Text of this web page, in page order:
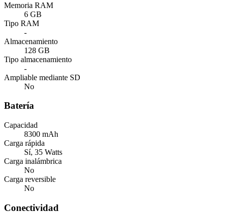
Memoria RAM
6 GB
Tipo RAM
-
Almacenamiento
128 GB
Tipo almacenamiento
-
Ampliable mediante SD
No
Batería
Capacidad
8300 mAh
Carga rápida
Sí, 35 Watts
Carga inalámbrica
No
Carga reversible
No
Conectividad